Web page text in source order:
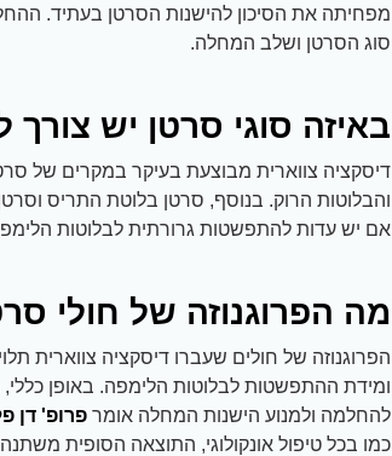
מפחיתה את הסיכון להישנות הסרטן בעתיד.
סוג הסרטן ושלב המחלה.
באיזה סוגי סרטן יש צורך
דיסקציה צווארית מבוצעת בעיקר במקרים של
והבלוטות הרוק. בנוסף, סרטן בלוטת התריס
אם יש עדות להתפשטות גרורתית לבלוטות
מה הפרוגנוזה של חולי
הפרוגנוזה של חולים שעברו דיסקציה צווארית
ומידת ההתפשטות לבלוטות הלימפה. באופן
להחלמה ולמנוע הישנות המחלה אומר פרופ' דן
כמו בכל טיפול אונקולוגי, התוצאה הסופית משתנה